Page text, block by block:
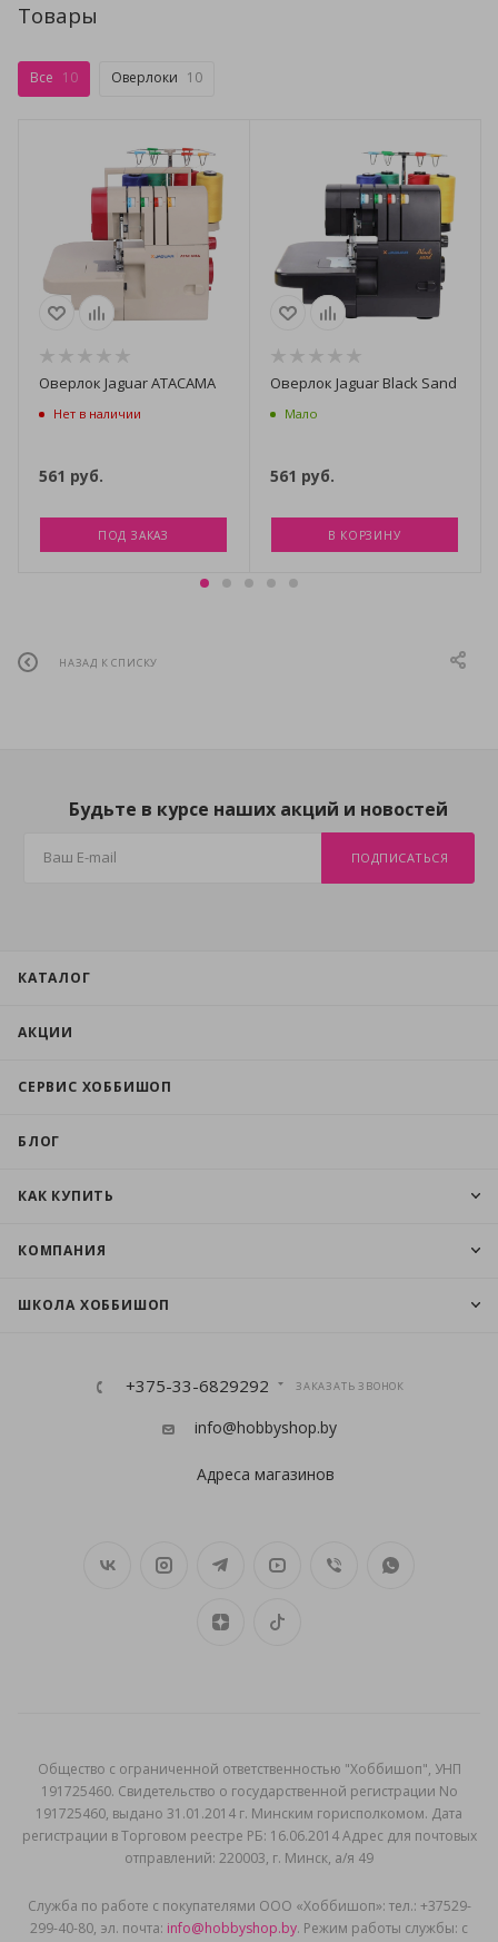
Товары
Все 10 Оверлоки 10
Оверлок Jaguar ATACAMA
Нет в наличии
561 руб.
ПОД ЗАКАЗ
Оверлок Jaguar Black Sand
Мало
561 руб.
В КОРЗИНУ
НАЗАД К СПИСКУ
Будьте в курсе наших акций и новостей
ПОДПИСАТЬСЯ
КАТАЛОГ
АКЦИИ
СЕРВИС ХОББИШОП
БЛОГ
КАК КУПИТЬ
КОМПАНИЯ
ШКОЛА ХОББИШОП
+375-33-6829292 ЗАКАЗАТЬ ЗВОНОК
info@hobbyshop.by
Адреса магазинов
Общеcтво с ограниченной ответственностью "Хоббишоп", УНП
191725460. Свидетельство о государственной регистрации No
191725460, выдано 31.01.2014 г. Минским горисполкомом. Дата
регистрации в Торговом реестре РБ: 16.06.2014 Адрес для почтовых
отправлений: 220003, г. Минск, а/я 49
Служба по работе с покупателями ООО «Хоббишоп»: тел.: +37529-
299-40-80, эл. почта: info@hobbyshop.by. Режим работы службы: с